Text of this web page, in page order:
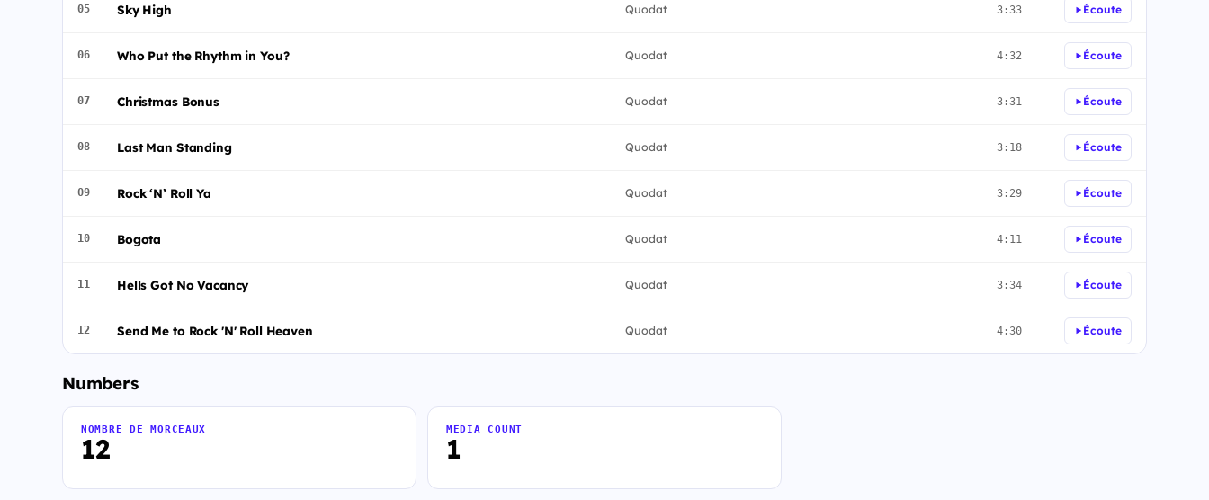
05 Sky High Quodat 3:33 Écoute
06 Who Put the Rhythm in You? Quodat 4:32 Écoute
07 Christmas Bonus Quodat 3:31 Écoute
08 Last Man Standing Quodat 3:18 Écoute
09 Rock ‘N’ Roll Ya Quodat 3:29 Écoute
10 Bogota Quodat 4:11 Écoute
11 Hells Got No Vacancy Quodat 3:34 Écoute
12 Send Me to Rock 'N' Roll Heaven Quodat 4:30 Écoute
Numbers
12
NOMBRE DE MORCEAUX
1
MEDIA COUNT